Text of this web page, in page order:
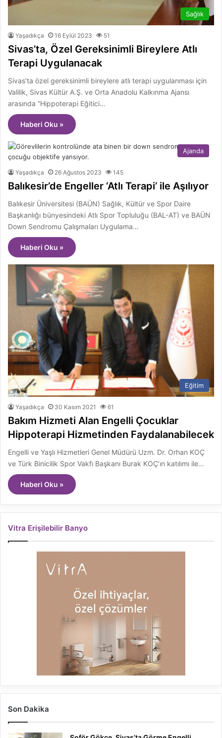
Sağlık
Yaşadıkça 16 Eylül 2023 51
Sivas’ta, Özel Gereksinimli Bireylere Atlı
Terapi Uygulanacak
Sivas’ta özel gereksinimli bireylere atlı terapi uygulanması için
Valilik, Sivas Kültür A.Ş. ve Orta Anadolu Kalkınma Ajansı
arasında “Hippoterapi Eğitici…
Haberi Oku »
Ajanda
Yaşadıkça 26 Ağustos 2023 145
Balıkesir’de Engeller ‘Atlı Terapi’ ile Aşılıyor
Balıkesir Üniversitesi (BAÜN) Sağlık, Kültür ve Spor Daire
Başkanlığı bünyesindeki Atlı Spor Topluluğu (BAL-AT) ve BAÜN
Down Sendromu Çalışmaları Uygulama…
Haberi Oku »
Eğitim
Yaşadıkça 30 Kasım 2021 61
Bakım Hizmeti Alan Engelli Çocuklar
Hippoterapi Hizmetinden Faydalanabilecek
Engelli ve Yaşlı Hizmetleri Genel Müdürü Uzm. Dr. Orhan KOÇ
ve Türk Binicilik Spor Vakfı Başkanı Burak KOÇ’ın katılımı ile…
Haberi Oku »
Vitra Erişilebilir Banyo
Son Dakika